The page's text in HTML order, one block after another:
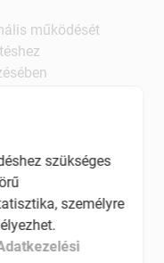
működését
szükséges
személyre